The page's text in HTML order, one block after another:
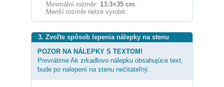
Minimální rozměr: 13.3×35 cm.
Menší rozměr nelze vyrobit.
3. Zvoľte spôsob lepenia nálepky na stenu
POZOR NA NÁLEPKY S TEXTOM!
Prevrátime Ak zrkadlovo nálepku obsahujúce text,
bude po nalepení na stenu nečitateľný.